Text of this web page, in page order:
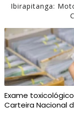
Ibirapitanga:
Exame
Carteira Nacional